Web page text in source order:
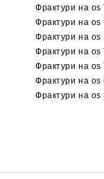
Фрактури на os
Фрактури на os
Фрактури на os
Фрактури на os
Фрактури на
Фрактури на os
Фрактури на os